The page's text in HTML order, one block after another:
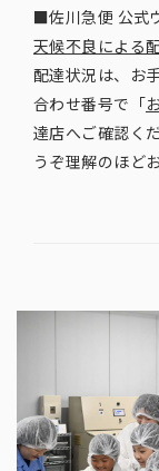
■佐川急便 公式
天候不良による
配達状況は、お
合わせ番号で「
達店へご確認く
うぞ理解のほど